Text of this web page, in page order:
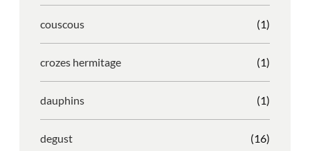
couscous (1)
crozes hermitage (1)
dauphins (1)
degust (16)